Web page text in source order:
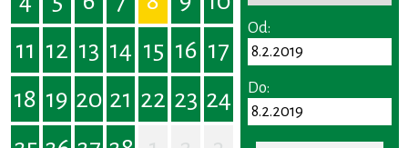
11 12 13 14 15 16 17
18 19 20 21 22 23 24
Od:
Do: